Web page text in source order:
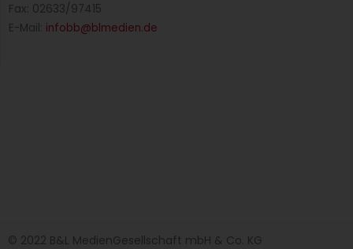
Fax: 02633/97415
E-Mail: infobb@blmedien.de
© 2022 B&L MedienGesellschaft mbH & Co. KG